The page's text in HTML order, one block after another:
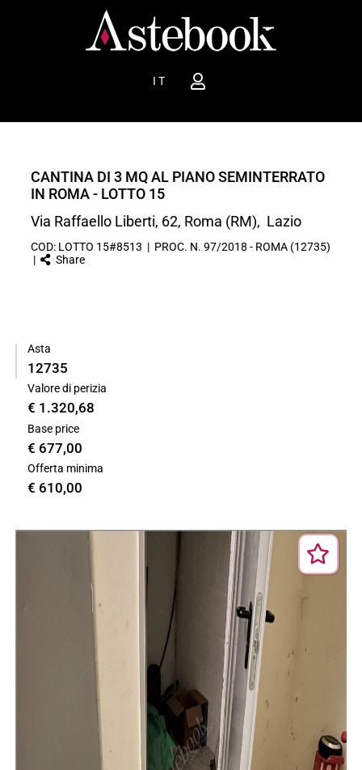
IT
CANTINA DI 3 MQ AL PIANO SEMINTERRATO
IN ROMA - LOTTO 15
Via Raffaello Liberti, 62, Roma (RM), Lazio
COD: LOTTO 15#8513 | PROC. N. 97/2018 - ROMA (12735)
|
Share
Asta
12735
Valore di perizia
€ 1.320,68
Base price
€ 677,00
Offerta minima
€ 610,00